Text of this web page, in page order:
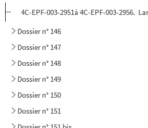
4C-EPF-003-2951à 4C-EPF-003-2956.
Dossier n° 146
Dossier n° 147
Dossier n° 148
Dossier n° 149
Dossier n° 150
Dossier n° 151